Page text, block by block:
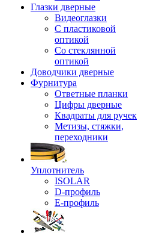
Глазки дверные
Видеоглазки
С пластиковой
оптикой
Со стеклянной
оптикой
Доводчики дверные
Фурнитура
Ответные планки
Цифры дверные
Квадраты для ручек
Метизы, стяжки,
переходники
Уплотнитель
ISOLAR
D-профиль
Е-профиль